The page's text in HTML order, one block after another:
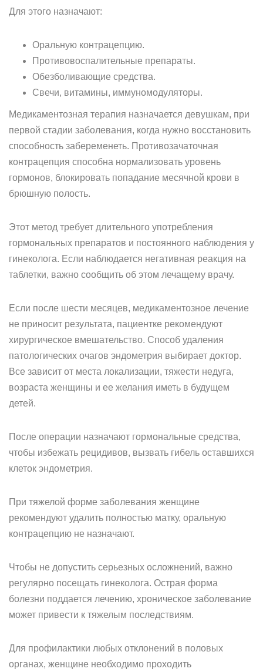
Для этого назначают:
Оральную контрацепцию.
Противовоспалительные препараты.
Обезболивающие средства.
Свечи, витамины, иммуномодуляторы.
Медикаментозная терапия назначается девушкам, при
первой стадии заболевания, когда нужно восстановить
способность забеременеть. Противозачаточная
контрацепция способна нормализовать уровень
гормонов, блокировать попадание месячной крови в
брюшную полость.
Этот метод требует длительного употребления
гормональных препаратов и постоянного наблюдения у
гинеколога. Если наблюдается негативная реакция на
таблетки, важно сообщить об этом лечащему врачу.
Если после шести месяцев, медикаментозное лечение
не приносит результата, пациентке рекомендуют
хирургическое вмешательство. Способ удаления
патологических очагов эндометрия выбирает доктор.
Все зависит от места локализации, тяжести недуга,
возраста женщины и ее желания иметь в будущем
детей.
После операции назначают гормональные средства,
чтобы избежать рецидивов, вызвать гибель оставшихся
клеток эндометрия.
При тяжелой форме заболевания женщине
рекомендуют удалить полностью матку, оральную
контрацепцию не назначают.
Чтобы не допустить серьезных осложнений, важно
регулярно посещать гинеколога. Острая форма
болезни поддается лечению, хроническое заболевание
может привести к тяжелым последствиям.
Для профилактики любых отклонений в половых
органах, женщине необходимо проходить